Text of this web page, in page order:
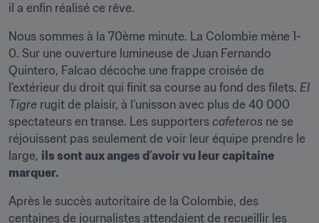
il a enfin réalisé ce rêve.
Nous sommes à la 70ème minute. La Colombie mène 1-
0. Sur une ouverture lumineuse de Juan Fernando
Quintero, Falcao décoche une frappe croisée de
l’extérieur du droit qui finit sa course au fond des filets. El
Tigre rugit de plaisir, à l’unisson avec plus de 40 000
spectateurs en transe. Les supporters cafeteros ne se
réjouissent pas seulement de voir leur équipe prendre le
large, ils sont aux anges d’avoir vu leur capitaine
marquer.
Après le succès autoritaire de la Colombie, des
centaines de journalistes attendaient de recueillir les